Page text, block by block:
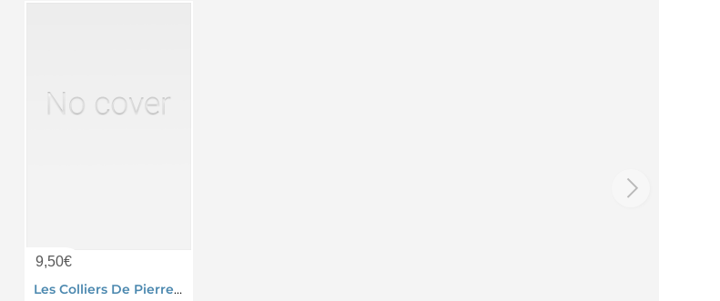
9,50€
Les Colliers De Pierre Trouves A Puerto-rico Et En Ecosse